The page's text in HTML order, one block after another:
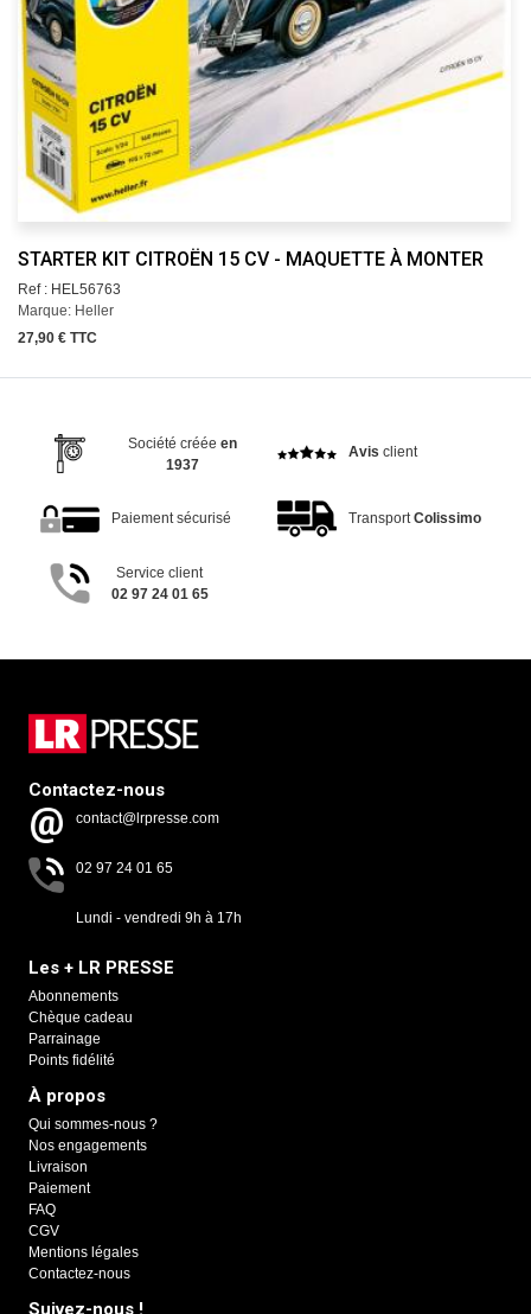
STARTER KIT CITROËN 15 CV - MAQUETTE À MONTER
Ref : HEL56763
Marque: Heller
27,90 € TTC
Société créée en
1937
Avis client
Paiement sécurisé TransportColissimo
Service client
02 97 24 01 65
Contactez-nous
contact@lrpresse.com
02 97 24 01 65
Lundi - vendredi 9h à 17h
Les + LR PRESSE
Abonnements
Chèque cadeau
Parrainage
Points fidélité
À propos
Qui sommes-nous ?
Nos engagements
Livraison
Paiement
FAQ
CGV
Mentions légales
Contactez-nous
Suivez-nous !